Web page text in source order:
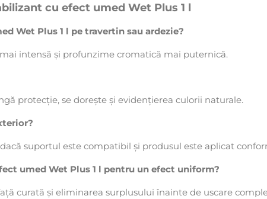
cu efect umed Wet Plus 1 l
Wet Plus 1 l pe travertin sau ardezie?
intensă și profunzime cromatică mai puternică.
protecție, se dorește și evidențierea culorii naturale.
suportul este compatibil și produsul este aplicat
umed Wet Plus 1 l pentru un efect uniform?
curată și eliminarea surplusului înainte de uscare